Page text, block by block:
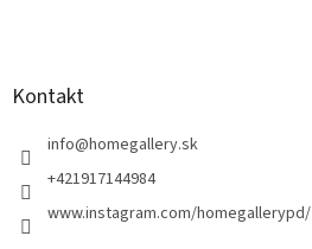
Kontakt
info@homegallery.sk
+421917144984
www.instagram.com/homegallerypd/